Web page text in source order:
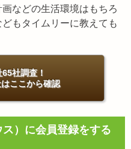
などの生活環境はもちろ
もタイムリーに教えても
社調査！
ここから確認
）に会員登録をする